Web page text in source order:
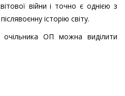
війни і точно є однією з
історію світу.
ОП можна виділити